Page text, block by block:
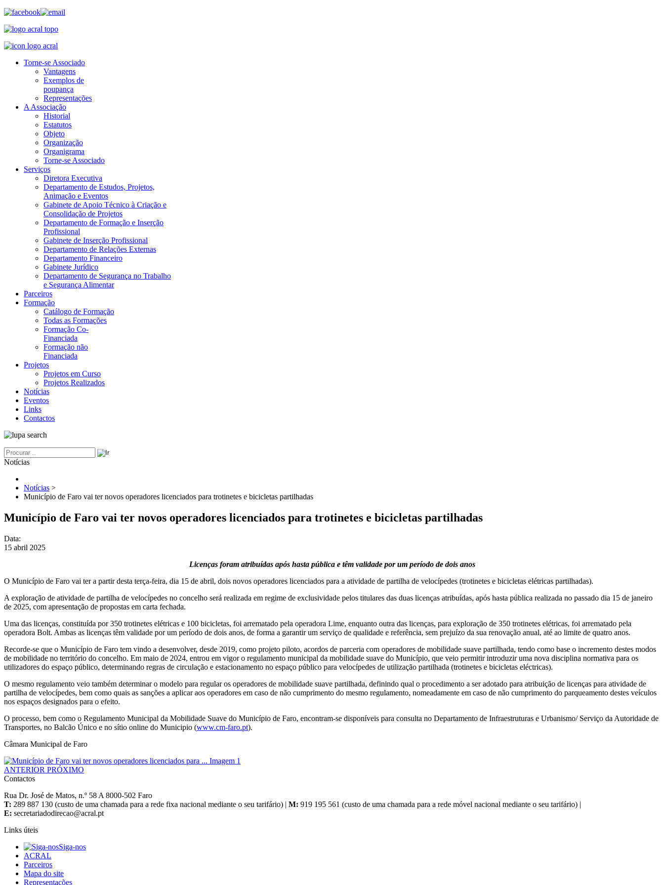
Torne-se Associado
Vantagens
Exemplos de
poupança
Representações
A Associação
Historial
Estatutos
Objeto
Organização
Organigrama
Torne-se Associado
Serviços
Diretora Executiva
Departamento de Estudos, Projetos,
Animação e Eventos
Gabinete de Apoio Técnico à Criação e
Consolidação de Projetos
Departamento de Formação e Inserção
Profissional
Gabinete de Inserção Profissional
Departamento de Relações Externas
Departamento Financeiro
Gabinete Jurídico
Departamento de Segurança no Trabalho
e Segurança Alimentar
Parceiros
Formação
Catálogo de Formação
Todas as Formações
Formação Co-
Financiada
Formação não
Financiada
Projetos
Projetos em Curso
Projetos Realizados
Notícias
Eventos
Links
Contactos
Notícias
Notícias >
Município de Faro vai ter novos operadores licenciados para trotinetes e bicicletas partilhadas
Município de Faro vai ter novos operadores licenciados para trotinetes e bicicletas partilhadas
Data:
15 abril 2025
Licenças foram atribuídas após hasta pública e têm validade por um período de dois anos
O Município de Faro vai ter a partir desta terça-feira, dia 15 de abril, dois novos operadores licenciados para a atividade de partilha de velocípedes (trotinetes e bicicletas elétricas partilhadas).
A exploração de atividade de partilha de velocípedes no concelho será realizada em regime de exclusividade pelos titulares das duas licenças atribuídas, após hasta pública realizada no passado dia 15 de janeiro
de 2025, com apresentação de propostas em carta fechada.
Uma das licenças, constituída por 350 trotinetes elétricas e 100 bicicletas, foi arrematado pela operadora Lime, enquanto outra das licenças, para exploração de 350 trotinetes elétricas, foi arrematado pela
operadora Bolt. Ambas as licenças têm validade por um período de dois anos, de forma a garantir um serviço de qualidade e referência, sem prejuízo da sua renovação anual, até ao limite de quatro anos.
Recorde-se que o Município de Faro tem vindo a desenvolver, desde 2019, como projeto piloto, acordos de parceria com operadores de mobilidade suave partilhada, tendo como base o incremento destes modos
de mobilidade no território do concelho. Em maio de 2024, entrou em vigor o regulamento municipal da mobilidade suave do Município, que veio permitir introduzir uma nova disciplina normativa para os
utilizadores do espaço público, determinando regras de circulação e estacionamento no espaço público para velocípedes de utilização partilhada (trotinetes e bicicletas eléctricas).
O mesmo regulamento veio também determinar o modelo para regular os operadores de mobilidade suave partilhada, definindo qual o procedimento a ser adotado para atribuição de licenças para atividade de
partilha de velocípedes, bem como quais as sanções a aplicar aos operadores em caso de não cumprimento do mesmo regulamento, nomeadamente em caso de não cumprimento do parqueamento destes veículos
nos espaços designados para o efeito.
O processo, bem como o Regulamento Municipal da Mobilidade Suave do Município de Faro, encontram-se disponíveis para consulta no Departamento de Infraestruturas e Urbanismo/ Serviço da Autoridade de
Transportes, no Balcão Único e no sítio online do Municipio (www.cm-faro.pt).
Câmara Municipal de Faro
ANTERIOR PRÓXIMO
Contactos
Rua Dr. José de Matos, n.º 58 A 8000-502 Faro
T: 289 887 130 (custo de uma chamada para a rede fixa nacional mediante o seu tarifário) | M: 919 195 561 (custo de uma chamada para a rede móvel nacional mediante o seu tarifário) |
E:
Links úteis
Siga-nos
ACRAL
Parceiros
Mapa do site
Representações